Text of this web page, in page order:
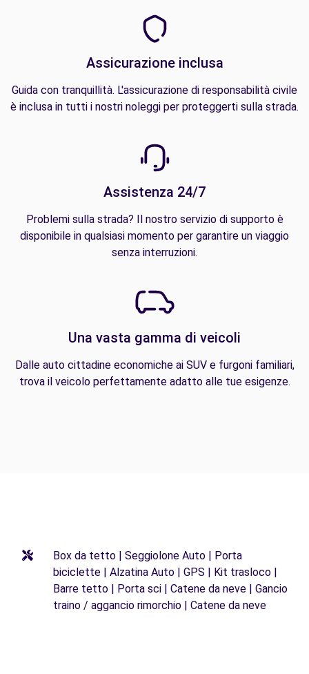
Assicurazione inclusa
Guida con tranquillità. L'assicurazione di responsabilità civile
è inclusa in tutti i nostri noleggi per proteggerti sulla strada.
Assistenza 24/7
Problemi sulla strada? Il nostro servizio di supporto è
disponibile in qualsiasi momento per garantire un viaggio
senza interruzioni.
Una vasta gamma di veicoli
Dalle auto cittadine economiche ai SUV e furgoni familiari,
trova il veicolo perfettamente adatto alle tue esigenze.
Box da tetto | Seggiolone Auto | Porta
biciclette | Alzatina Auto | GPS | Kit trasloco |
Barre tetto | Porta sci | Catene da neve | Gancio
traino / aggancio rimorchio | Catene da neve